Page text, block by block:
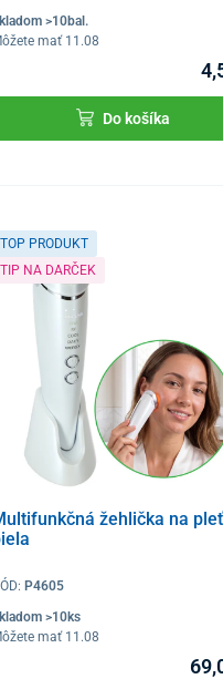
>10bal.
mať 11.08
Do košíka
TOP PRODUKT
TIP NA DARČEK
žehlička na
P4605
>10ks
mať 11.08